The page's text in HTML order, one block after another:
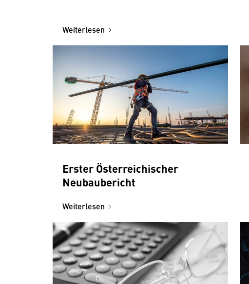
Weiterlesen
Erster Österreichischer
Neubaubericht
Weiterlesen